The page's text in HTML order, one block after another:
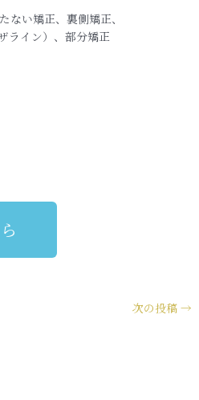
ない矯正、裏側矯正、
ライン）、部分矯正
次の投稿 →